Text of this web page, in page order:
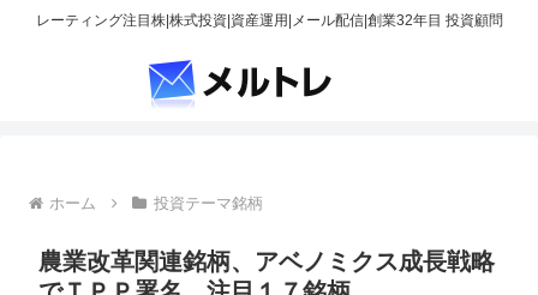
レーティング注目株|株式投資|資産運用|メール配信|創業32年目 投資顧問
ホーム 投資テーマ銘柄
農業改革関連銘柄、アベノミクス成長戦略